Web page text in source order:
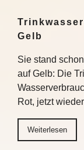
Gelb
Sie stand
auf Gelb: Die
Rot, jetzt
Weiterlesen